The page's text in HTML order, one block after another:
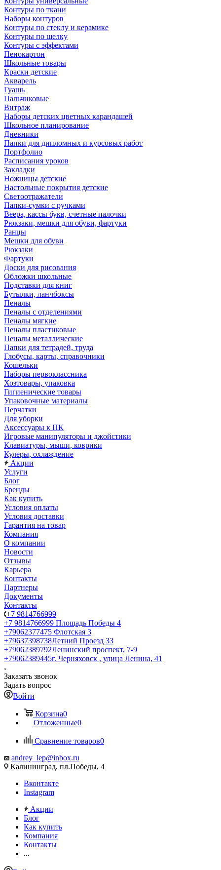
Контуры по ткани
Наборы контуров
Контуры по стеклу и керамике
Контуры по шелку
Контуры с эффектами
Пенокартон
Школьные товары
Краски детские
Акварель
Гуашь
Пальчиковые
Витраж
Наборы детских цветных карандашей
Школьное планирование
Дневники
Папки для дипломных и курсовых работ
Портфолио
Расписания уроков
Закладки
Ножницы детские
Настольные покрытия детские
Светоотражатели
Папки-сумки с ручками
Веера, кассы букв, счетные палочки
Рюкзаки, мешки для обуви, фартуки
Ранцы
Мешки для обуви
Рюкзаки
Фартуки
Доски для рисования
Обложки школьные
Подставки для книг
Бутылки, ланчбоксы
Пеналы
Пеналы с отделениями
Пеналы мягкие
Пеналы пластиковые
Пеналы металлические
Папки для тетрадей, труда
Глобусы, карты, справочники
Кошельки
Наборы первоклассника
Хозтовары, упаковка
Гигиенические товары
Упаковочные материалы
Перчатки
Для уборки
Аксессуары к ПК
Игровые манипуляторы и джойстики
Клавиатуры, мыши, коврики
Кулеры, охлаждение
Акции
Услуги
Блог
Бренды
Как купить
Условия оплаты
Условия доставки
Гарантия на товар
Компания
О компании
Новости
Отзывы
Карьера
Контакты
Партнеры
Документы
Контакты
+7 9814766999
+7 9814766999 Площадь Победы 4
+79062377475 Флотская 3
+79637398738Летний Проезд 33
+79062389792Ленинский проспект, 7-9
+79062389445г. Черняховск , улица Ленина, 41
Заказать звонок
Задать вопрос
Войти
Корзина0
Отложенные0
Сравнение товаров0
andrey_lep@inbox.ru
Калининград, пл.Победы, 4
Вконтакте
Instagram
Акции
Блог
Как купить
Компания
Контакты
...